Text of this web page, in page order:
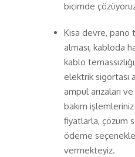
biçimde
Kısa devre, pano
alması, kabloda
kablo
elektrik sigortası
ampul arızaları
bakım
fiyatlarla, çözüm
ödeme
vermekteyiz.